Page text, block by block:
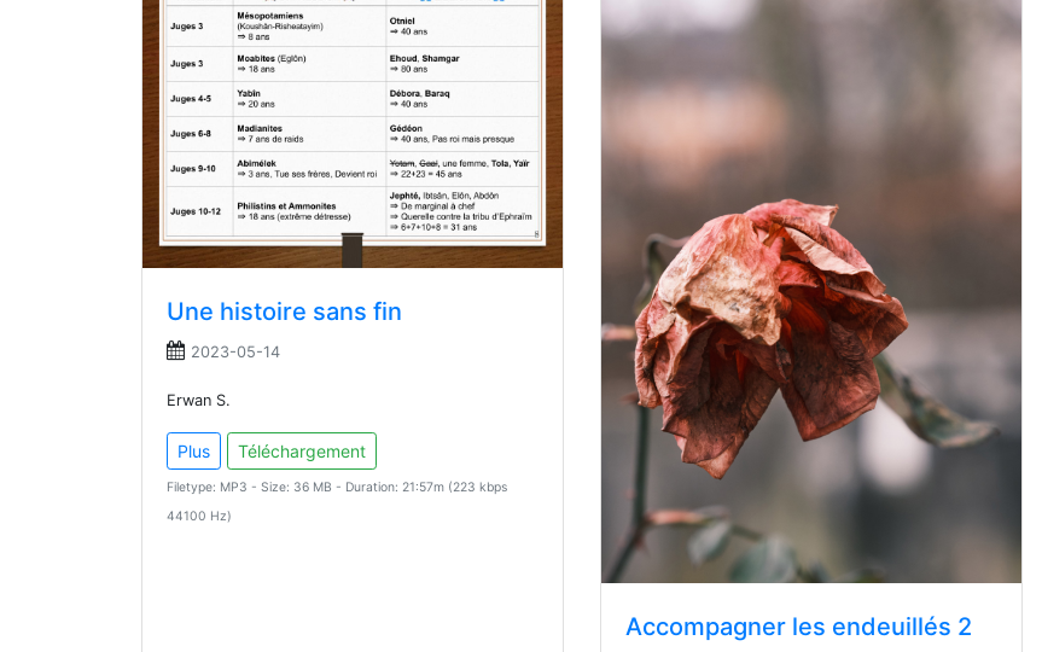
Une histoire sans fin
2023-05-14
Erwan S.
Plus Téléchargement
Filetype: MP3 - Size: 36 MB - Duration: 21:57m (223 kbps
44100 Hz)
Accompagner les endeuillés 2